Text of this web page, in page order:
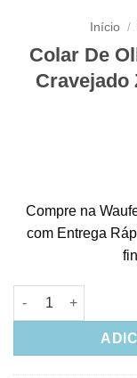
Início /
Colar De
Cravejado
Compre na
com Entrega
Colar De Olho